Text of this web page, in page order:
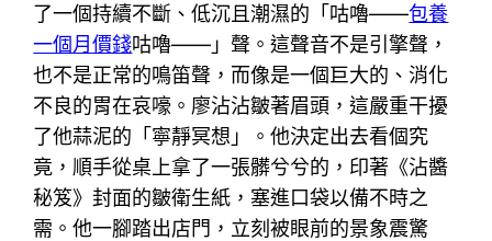
了一個持續不斷、低沉且潮濕的「咕嚕——包養
一個月價錢咕嚕——」聲。這聲音不是引擎聲，
也不是正常的鳴笛聲，而像是一個巨大的、消化
不良的胃在哀嚎。廖沾沾皺著眉頭，這嚴重干擾
了他蒜泥的「寧靜冥想」。他決定出去看個究
竟，順手從桌上拿了一張髒兮兮的，印著《沾醬
秘笈》封面的皺衛生紙，塞進口袋以備不時之
需。他一腳踏出店門，立刻被眼前的景象震驚